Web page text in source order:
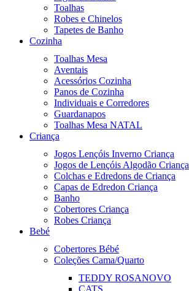
Toalhas
Robes e Chinelos
Tapetes de Banho
Cozinha
Toalhas Mesa
Aventais
Acessórios Cozinha
Panos de Cozinha
Individuais e Corredores
Guardanapos
Toalhas Mesa NATAL
Criança
Jogos Lençóis Inverno Criança
Jogos de Lençóis Algodão Criança
Colchas e Edredons de Criança
Capas de Edredon Criança
Banho
Cobertores Criança
Robes Criança
Bebé
Cobertores Bébé
Coleções Cama/Quarto
TEDDY ROSANOVO
CATS